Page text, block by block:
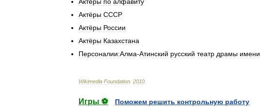
Актёры СССР
Актёры России
Актёры Казахстана
Персоналии:Алма-Атинский русский театр драмы имени
Wikimedia Foundation 2010
Игры ⚽
Поможем решить контрольную работу